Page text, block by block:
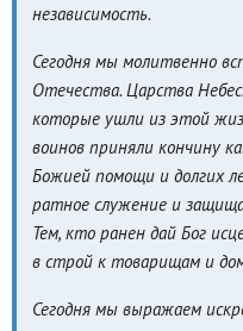
независимость.
Сегодня мы молитвенно
Отечества. Царства
которые ушли из этой
воинов приняли кончину
Божией помощи и долгих
ратное служение и
Тем, кто ранен дай Бог
в строй к товарищам и
Сегодня мы выражаем